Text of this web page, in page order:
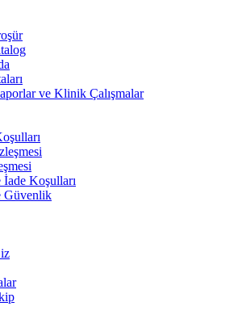
ve Klinik Çalışmalar
Koşulları
Güvenlik